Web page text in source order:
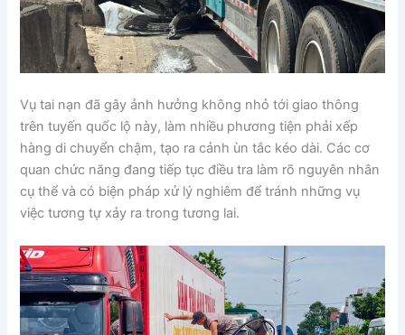
Vụ tai nạn đã gây ảnh hưởng không nhỏ tới giao thông
trên tuyến quốc lộ này, làm nhiều phương tiện phải xếp
hàng di chuyển chậm, tạo ra cảnh ùn tắc kéo dài. Các cơ
quan chức năng đang tiếp tục điều tra làm rõ nguyên nhân
cụ thể và có biện pháp xử lý nghiêm để tránh những vụ
việc tương tự xảy ra trong tương lai.